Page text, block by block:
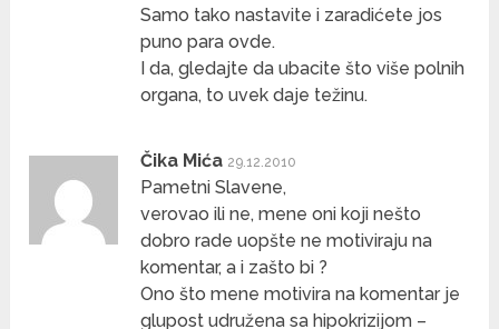
Samo tako nastavite i zaradićete jos
puno para ovde.
I da, gledajte da ubacite što više polnih
organa, to uvek daje težinu.
Čika Mića 29.12.2010
Pametni Slavene,
verovao ili ne, mene oni koji nešto
dobro rade uopšte ne motiviraju na
komentar, a i zašto bi ?
Ono što mene motivira na komentar je
glupost udružena sa hipokrizijom –